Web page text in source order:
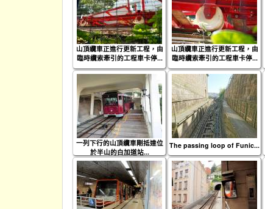
山頂纜車正進行更新工程，由
臨時纜索牽引的工程車卡停...
山頂纜車正進行更新工程，由
臨時纜索牽引的工程車卡停...
一列下行的山頂纜車剛抵達位
於半山的白加道站...
The passing loop of Funic...